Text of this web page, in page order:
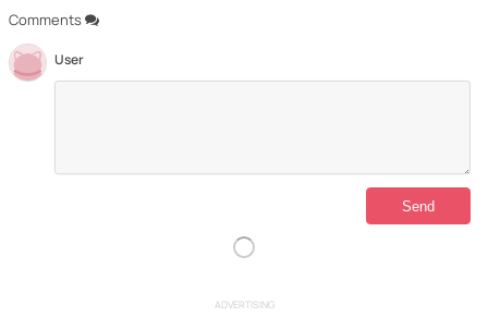
Comments
User
ADVERTISING